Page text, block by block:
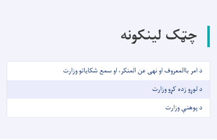
چټک لینکونه
د امر باالمعروف او نهی عن المنکر، او سمع شکایاتو وزارت
د لوړو زده کړو وزارت
د پوهنې وزارت